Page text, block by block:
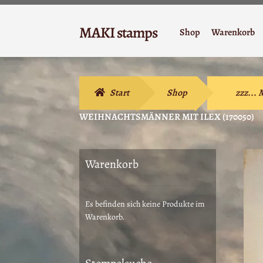
Zur
Navigation
springen
Zum
Inhalt
springen
MAKI stamps Shop Warenkorb
Start Shop zzz...
WEIHNACHTSMÄNNER MIT ILEX (170050)
Warenkorb
Es befinden sich keine Produkte im
Warenkorb.